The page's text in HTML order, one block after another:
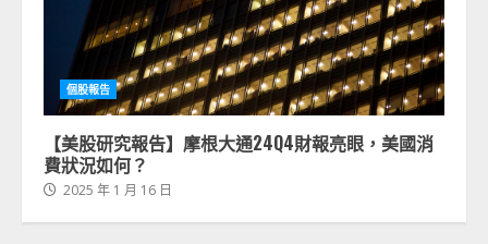
個股報告
【美股研究報告】摩根大通24Q4財報亮眼，美國消
費狀況如何？
2025 年 1 月 16 日